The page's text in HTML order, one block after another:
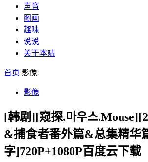
声音
图画
趣味
说说
关于本站
首页 影像
影像
[韩剧][窥探.마우스
&捕食者番外篇&总集精华
字]720P+1080P百度云下载